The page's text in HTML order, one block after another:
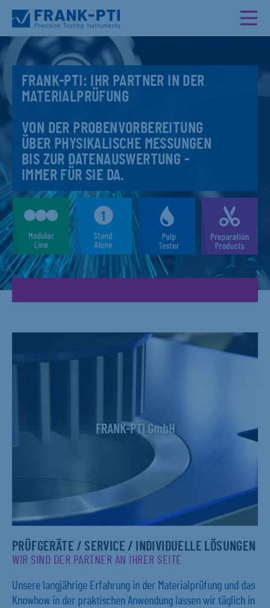
FRANK-PTI: IHR PARTNER IN DER
MATERIALPRÜFUNG
VON DER PROBENVORBEREITUNG
ÜBER PHYSIKALISCHE MESSUNGEN
BIS ZUR DATENAUSWERTUNG -
IMMER FÜR SIE DA.
FRANK-PTI GmbH
PRÜFGERÄTE / SERVICE / INDIVIDUELLE LÖSUNGEN
WIR SIND DER PARTNER AN IHRER SEITE
Unsere langjährige Erfahrung in der Materialprüfung und das
Knowhow in der praktischen Anwendung lassen wir täglich in